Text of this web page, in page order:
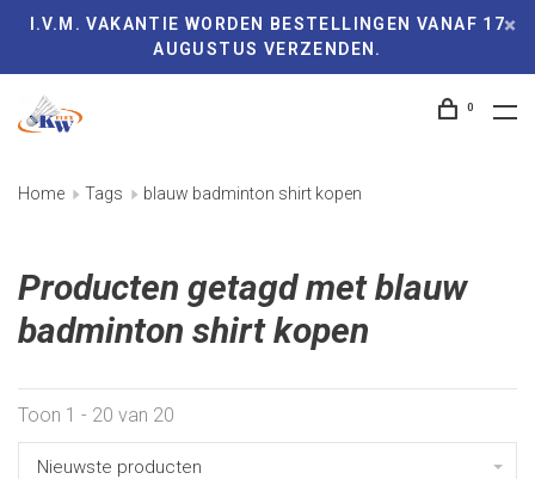
I.V.M. VAKANTIE WORDEN BESTELLINGEN VANAF 17
AUGUSTUS VERZENDEN.
0
Home Tags blauw badminton shirt kopen
Producten getagd met blauw
badminton shirt kopen
Toon 1 - 20 van 20
Nieuwste producten